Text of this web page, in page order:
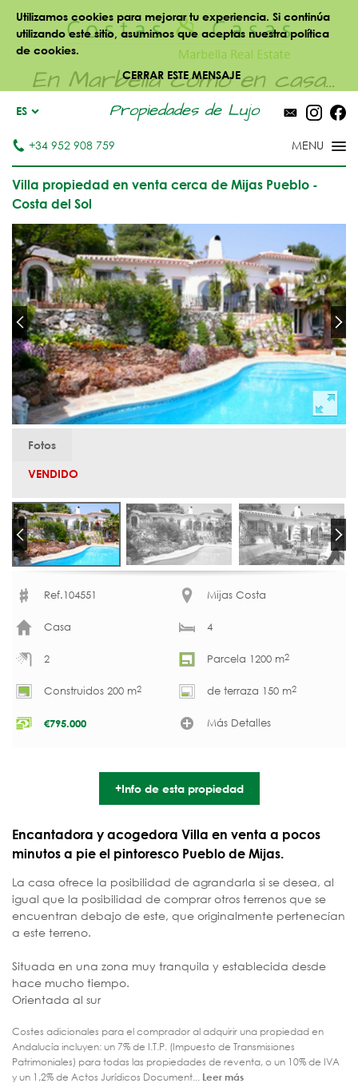
Utilizamos cookies para mejorar tu experiencia. Si continúa
utilizando este sitio, asumimos que aceptas nuestra política
de cookies.
CERRAR ESTE MENSAJE
En Marbella como en casa...
Propiedades de Lujo
ES
+34 952 908 759
Villa propiedad en venta cerca de Mijas Pueblo -
Costa del Sol
Fotos
VENDIDO
Ref.104551 Mijas Costa
Casa 4
2 Parcela 1200 m2
Construidos 200 m2 de terraza 150 m2
€795.000 Más Detalles
+Info de esta propiedad
Encantadora y acogedora Villa en venta a pocos
minutos a pie el pintoresco Pueblo de Mijas.
La casa ofrece la posibilidad de agrandarla si se desea, al
igual que la posibilidad de comprar otros terrenos que se
encuentran debajo de este, que originalmente pertenecían
a este terreno.
Situada en una zona muy tranquila y establecida desde
hace mucho tiempo.
Orientada al sur
Costes adicionales para el comprador al adquirir una propiedad en
Andalucía incluyen: un 7% de I.T.P. (Impuesto de Transmisiones
Patrimoniales) para todas las propiedades de reventa, o un 10% de IVA
y un 1,2% de Actos Jurídicos Document... Leer más